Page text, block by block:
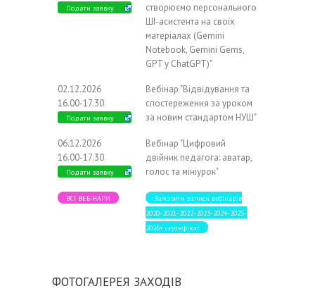
Подати заявку
створюємо персонального
ШІ-асистента на своїх
матеріалах (Gemini
Notebook, Gemini Gems,
GPT у ChatGPT)"
02.12.2026
16.00-17.30
Подати заявку
Вебінар "Відвідування та
спостереження за уроком
за новим стандартом НУШ"
06.12.2026
16.00-17.30
Подати заявку
Вебінар "Цифровий
двійник педагога: аватар,
голос та мініурок"
ВСІ ВЕБІНАРИ
Замовити записи вебінарів
2020-2021-2022-2023-2024-2025-
2026+ сертифікат
ФОТОГАЛЕРЕЯ ЗАХОДІВ